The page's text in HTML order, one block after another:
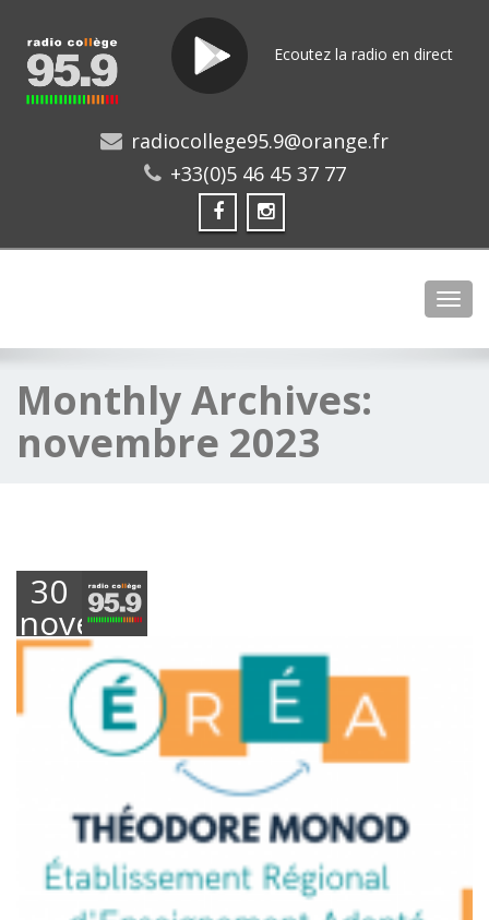
Ecoutez la radio en direct
radiocollege95.9@orange.fr
+33(0)5 46 45 37 77
Monthly Archives:
novembre 2023
30
novembre
2023